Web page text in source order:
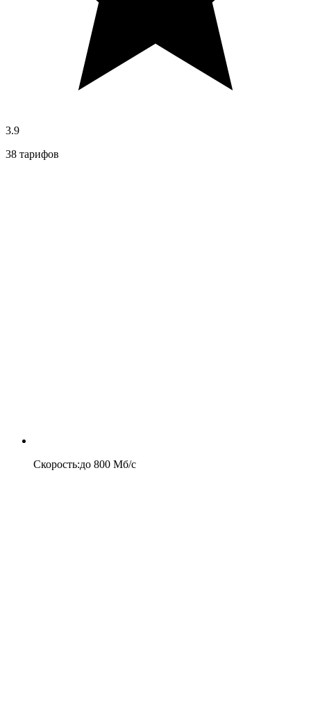
3.9
38 тарифов
Скорость:до 800 Мб/c